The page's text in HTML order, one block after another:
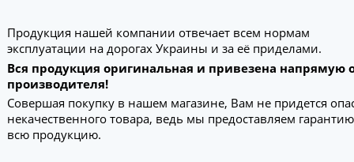
Продукция нашей компании отвечает всем нормам
эксплуатации на дорогах Украины и за её приделами.
Вся продукция оригинальная и привезена напрямую
производителя!
Совершая покупку в нашем магазине, Вам не придется
некачественного товара, ведь мы предоставляем
всю продукцию.